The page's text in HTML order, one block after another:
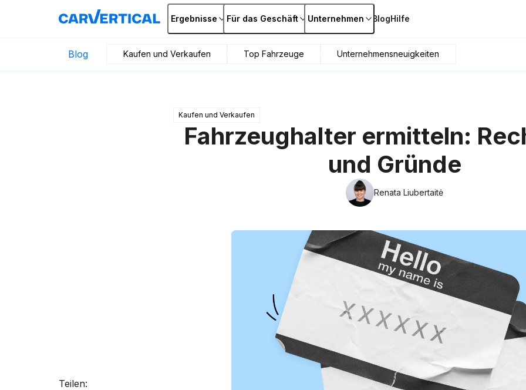
Ergebnisse Für das Geschäft Unternehmen BlogHilfe
Blog Kaufen und Verkaufen Top Fahrzeuge Unternehmensneuigkeiten
Kaufen und Verkaufen
Fahrzeughalter ermitteln:
und Gründe
Renata Liubertaitė
Teilen: